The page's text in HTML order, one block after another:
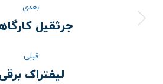
نوشته
قبلی
نوشتهلیفتراک
بعدی
نوشته جرثقیل